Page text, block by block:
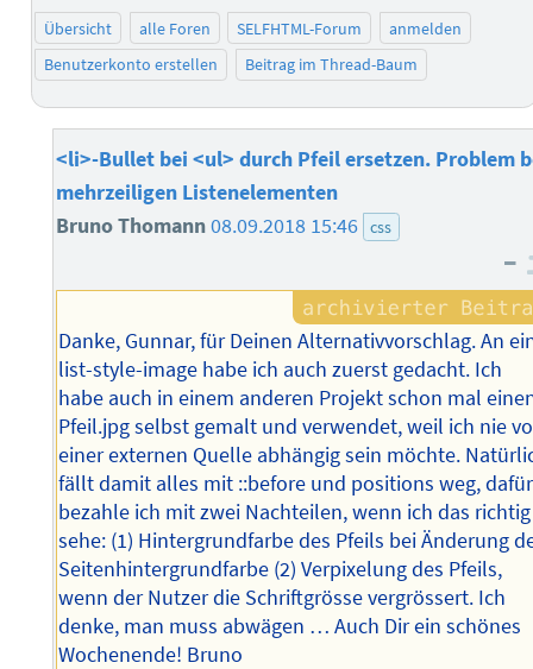
Übersicht alle Foren SELFHTML-Forum
anmelden
Benutzerkonto erstellen
Beitrag im Thread-Baum
<li>-Bullet bei <ul> durch Pfeil ersetzen. Problem
mehrzeiligen Listenelementen
Bruno Thomann08.09.2018 15:46 css
–
Danke, Gunnar, für Deinen Alternativvorschlag. An
list-style-image habe ich auch zuerst gedacht. Ich
habe auch in einem anderen Projekt schon mal
Pfeil.jpg selbst gemalt und verwendet, weil ich nie
einer externen Quelle abhängig sein möchte.
fällt damit alles mit ::before und positions weg, dafür
bezahle ich mit zwei Nachteilen, wenn ich das richtig
sehe: (1) Hintergrundfarbe des Pfeils bei Änderung
Seitenhintergrundfarbe (2) Verpixelung des Pfeils,
wenn der Nutzer die Schriftgrösse vergrössert. Ich
denke, man muss abwägen … Auch Dir ein schönes
Wochenende! Bruno